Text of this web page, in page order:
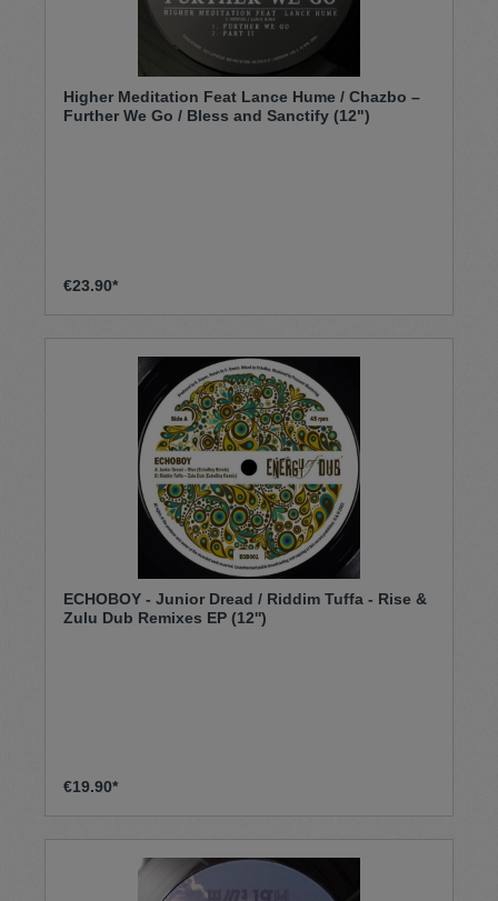
Higher Meditation Feat Lance Hume / Chazbo –
Further We Go / Bless and Sanctify (12")
€23.90*
ECHOBOY - Junior Dread / Riddim Tuffa - Rise &
Zulu Dub Remixes EP (12'')
€19.90*